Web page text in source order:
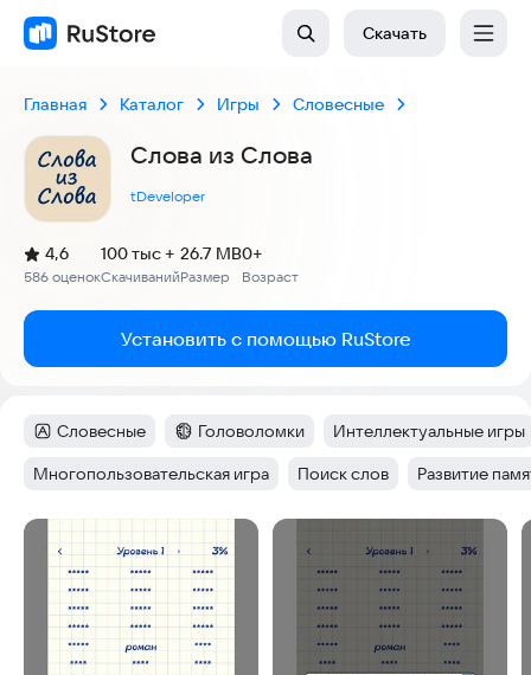
Скачать
Главная Каталог Игры Словесные
Слова из Слова
tDeveloper
Рейтинг:
4,6
(
586 оценок
)
Скачиваний
100 тыс +
Размер
26.7 MB
Возраст
0+
Установить с помощью RuStore
Категория:
Словесные Категория:
Головоломки Тег:
Интеллектуальные игры
Тег:
Многопользовательская игра Тег:
Поиск слов Тег:
Развитие
Скриншоты